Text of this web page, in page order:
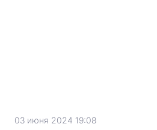
03 июня 2024 19:08